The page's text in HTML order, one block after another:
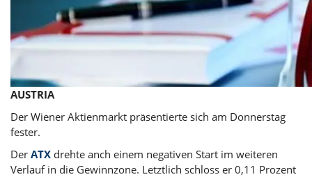
AUSTRIA
Der Wiener Aktienmarkt präsentierte sich am Donnerstag
fester.
Der ATX drehte anch einem negativen Start im weiteren
Verlauf in die Gewinnzone. Letztlich schloss er 0,11 Prozent